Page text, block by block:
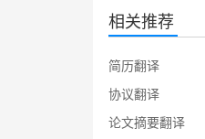
相关推荐
简历翻译
协议翻译
论文摘要翻译